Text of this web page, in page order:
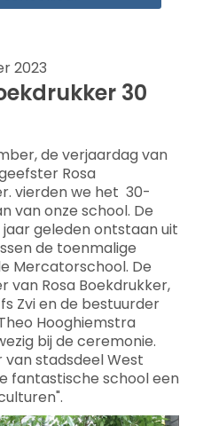
2023
30
de verjaardag van
Rosa
vierden we het 30-
van onze school. De
jaar geleden ontstaan uit
de toenmalige
Mercatorschool. De
van Rosa Boekdrukker,
Zvi en de bestuurder
Hooghiemstra
bij de ceremonie.
van stadsdeel West
fantastische school een